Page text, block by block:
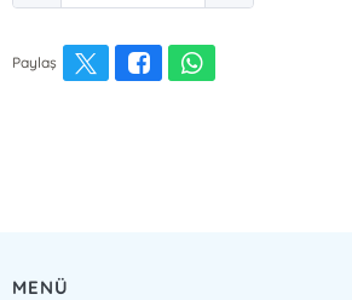
Paylaş
MENÜ